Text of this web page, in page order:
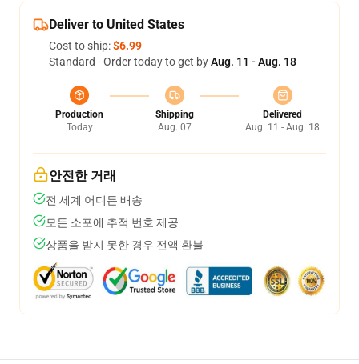
Deliver to United States
Cost to ship:$6.99
Standard - Order today to get byAug. 11 - Aug. 18
Production
Today
Shipping
Aug. 07
Delivered
Aug. 11 - Aug. 18
안전한 거래
전 세계 어디든 배송
모든 소포에 추적 번호 제공
상품을 받지 못한 경우 전액 환불